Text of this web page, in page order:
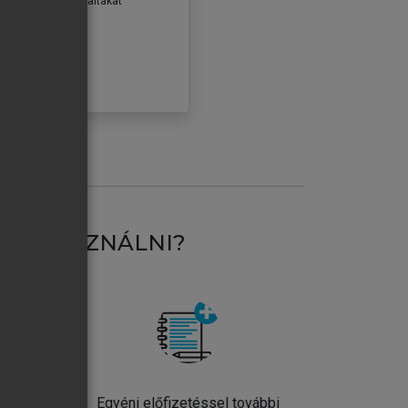
HASZNÁLNI?
Egyéni előfizetéssel további